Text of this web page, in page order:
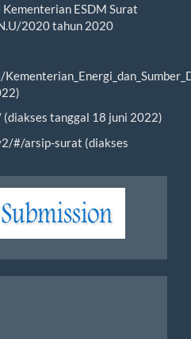
ESDM Surat
2020 tahun 2020
tanggal 18 juni 2022)
#/arsip-surat (diakses